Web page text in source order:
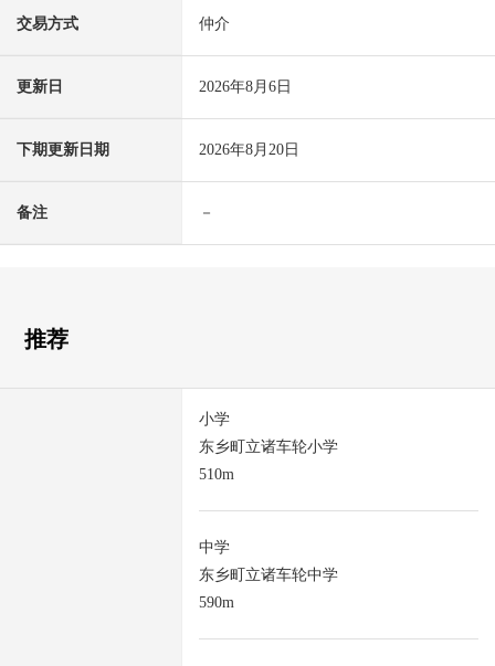
交易方式 仲介
更新日 2026年8月6日
下期更新日期 2026年8月20日
备注 －
推荐
小学
东乡町立诸车轮小学
510m
中学
东乡町立诸车轮中学
590m